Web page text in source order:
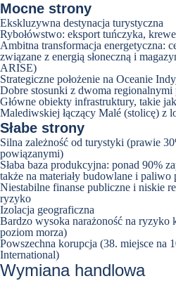
Mocne strony
Ekskluzywna destynacja turystyczna
Rybołówstwo: eksport tuńczyka,
Ambitna transformacja energetyczna:
związane z energią słoneczną i
ARISE)
Strategiczne położenie na Oceanie
Dobre stosunki z dwoma
Główne obiekty infrastruktury, takie
Malediwskiej łączący Malé (stolicę) z
Słabe strony
Silna zależność od turystyki (prawie
powiązanymi)
Słaba baza produkcyjna: ponad 90%
także na materiały budowlane i
Niestabilne finanse publiczne i niskie
ryzyko
Izolacja geograficzna
Bardzo wysoka narażoność na ryzyko
poziom morza)
Powszechna korupcja (38. miejsce na
International)
Wymiana handlowa